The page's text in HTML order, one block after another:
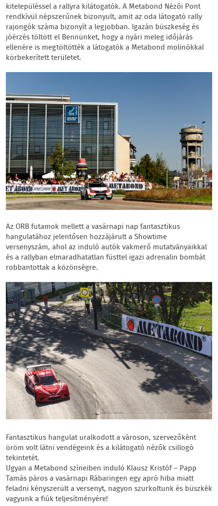
kitelepüléssel a rallyra kilátogatók. A Metabond Nézői Pont
rendkívül népszerűnek bizonyult, amit az oda látogató rally
rajongók száma bizonyít a legjobban. Igazán büszkeség és
jóérzés töltött el Bennünket, hogy a nyári meleg időjárás
ellenére is megtöltötték a látogatók a Metabond molinókkal
körbekerített területet.
Az ORB futamok mellett a vasárnapi nap fantasztikus
hangulatához jelentősen hozzájárult a Showtime
versenyszám, ahol az induló autók vakmerő mutatványaikkal
és a rallyban elmaradhatatlan füsttel igazi adrenalin bombát
robbantottak a közönségre.
Fantasztikus hangulat uralkodott a városon, szervezőként
öröm volt látni vendégeink és a kilátogató nézők csillogó
tekintetét.
Ugyan a Metabond színeiben induló Klausz Kristóf – Papp
Tamás páros a vasárnapi Rábaringen egy apró hiba miatt
feladni kényszerült a versenyt, nagyon szurkoltunk és büszkék
vagyunk a fiúk teljesítményére!